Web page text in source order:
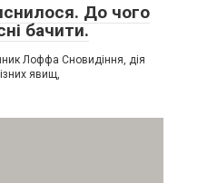
До чого
бачити.
Лоффа Сновидіння, дія
явищ,